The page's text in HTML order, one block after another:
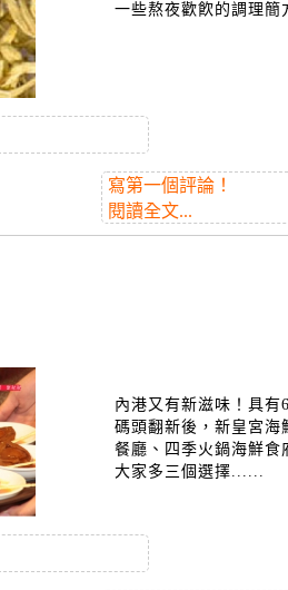
一些熬夜歡飮的調理
寫第一個評論！
閱讀全文...
內港又有新滋味！具有
碼頭翻新後，新皇宮海
餐廳、四季火鍋海鮮食
大家多三個選擇......